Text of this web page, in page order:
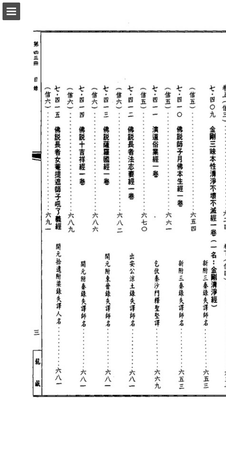
以PDF格式下載
報告出版
Powered by Publitas